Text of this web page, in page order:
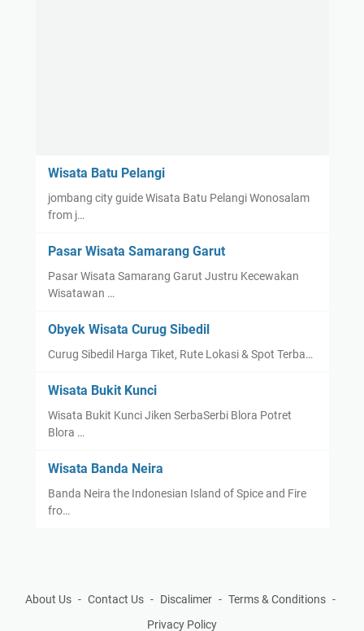
Wisata Batu Pelangi
jombang city guide Wisata Batu Pelangi Wonosalam
from j…
Pasar Wisata Samarang Garut
Pasar Wisata Samarang Garut Justru Kecewakan
Wisatawan …
Obyek Wisata Curug Sibedil
Curug Sibedil Harga Tiket, Rute Lokasi & Spot Terba…
Wisata Bukit Kunci
Wisata Bukit Kunci Jiken SerbaSerbi Blora Potret
Blora …
Wisata Banda Neira
Banda Neira the Indonesian Island of Spice and Fire
fro…
About Us Contact Us Discalimer
Terms & Conditions
Privacy Policy